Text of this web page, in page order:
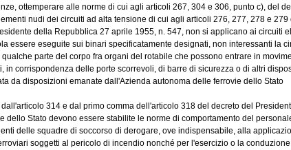
ottemperare alle norme di cui agli articoli 267, 304 e 306, punto c), del
nudi dei circuiti ad alta tensione di cui agli articoli 276, 277, 278 e 279
della Repubblica 27 aprile 1955, n. 547, non si applicano ai circuiti
eseguite sui binari specificatamente designati, non interessanti la
parte del corpo fra organi del rotabile che possono entrare in
corrispondenza delle porte scorrevoli, di barre di sicurezza o di altri
da disposizioni emanate dall'Azienda autonoma delle ferrovie dello Stato
314 e dal primo comma dell'articolo 318 del decreto del
Stato devono essere stabilite le norme di comportamento del
delle squadre di soccorso di derogare, ove indispensabile, alla
soggetti al pericolo di incendio nonché per l'esercizio o la conduzione